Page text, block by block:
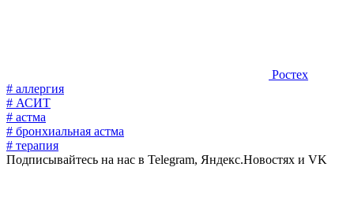
Ростех
# аллергия
# АСИТ
# астма
# бронхиальная астма
# терапия
Подписывайтесь на нас в Telegram, Яндекс.Новостях и VK